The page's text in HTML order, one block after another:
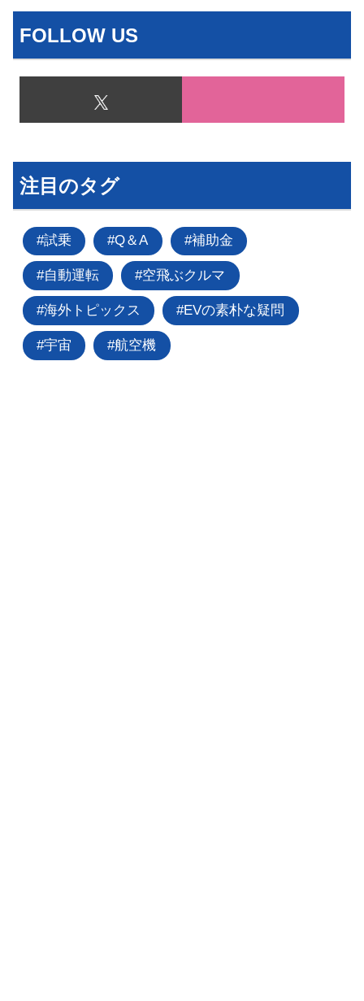
FOLLOW US
注目のタグ
試乗 Q＆A 補助金
自動運転 空飛ぶクルマ
海外トピックス EVの素朴な疑問
宇宙 航空機